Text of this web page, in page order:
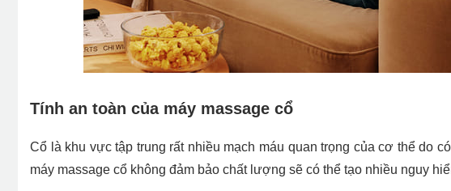
Tính an toàn của máy massage cổ
Cổ là khu vực tập trung rất nhiều mạch máu quan trọng của cơ thể do
máy massage cổ không đảm bảo chất lượng sẽ có thể tạo nhiều nguy